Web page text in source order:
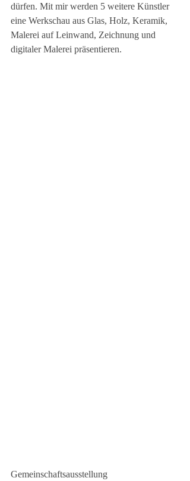
dürfen. Mit mir werden 5 weitere Künstler
eine Werkschau aus Glas, Holz, Keramik,
Malerei auf Leinwand, Zeichnung und
digitaler Malerei präsentieren.
Gemeinschaftsausstellung